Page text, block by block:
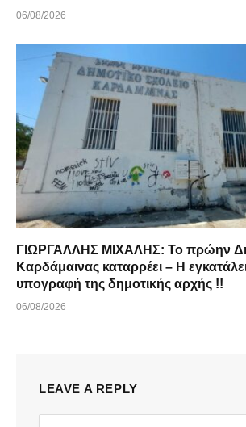
06/08/2026
ΓΙΩΡΓΑΛΛΗΣ ΜΙΧΑΛΗΣ: Το πρώην
Καρδάμαινας καταρρέει – Η
υπογραφή της δημοτικής αρχής !!
06/08/2026
LEAVE A REPLY